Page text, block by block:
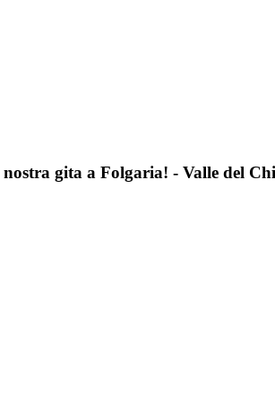
gita a Folgaria! - Valle del